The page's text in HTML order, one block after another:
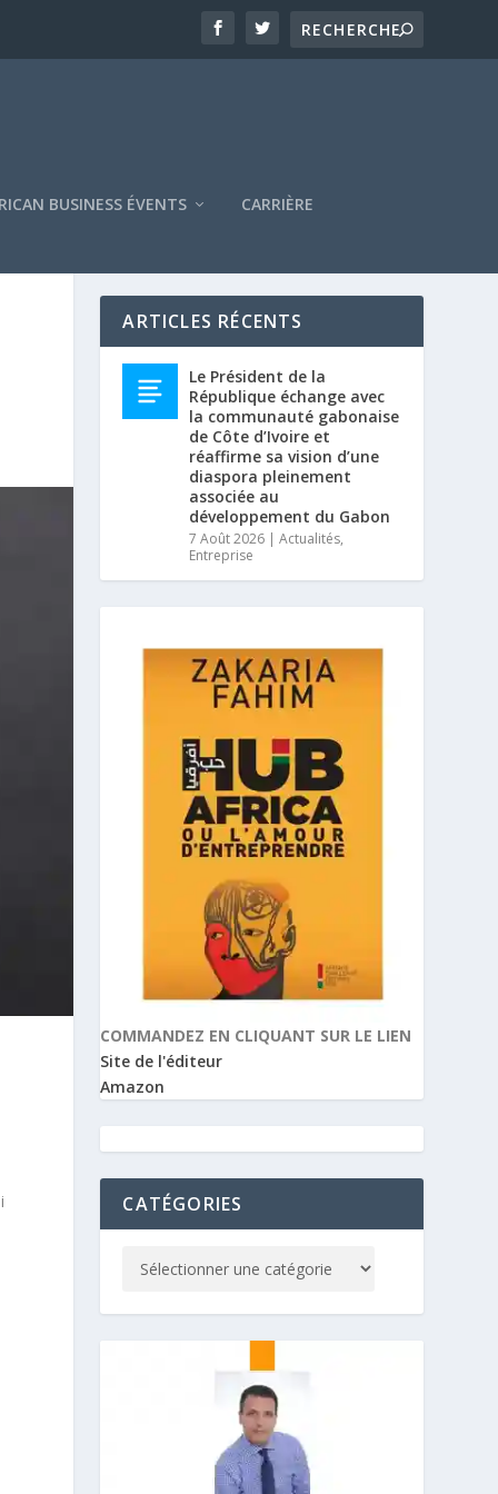
BUSINESS ÉVENTS CARRIÈRE
ARTICLES RÉCENTS
Le Président de la
République échange avec
la communauté gabonaise
de Côte d’Ivoire et
réaffirme sa vision d’une
diaspora pleinement
associée au
développement du Gabon
7 Août 2026 |Actualités,
Entreprise
COMMANDEZ EN CLIQUANT SUR LE LIEN
Site de l'éditeur
Amazon
CATÉGORIES